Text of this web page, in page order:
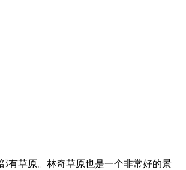
有草原。林奇草原也是一个非常好的景